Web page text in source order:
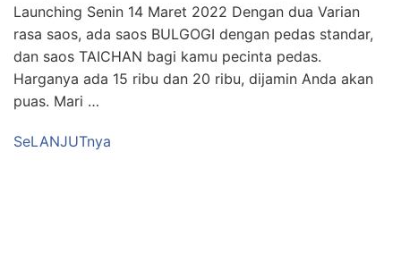
Launching Senin 14 Maret 2022 Dengan dua Varian
rasa saos, ada saos BULGOGI dengan pedas standar,
dan saos TAICHAN bagi kamu pecinta pedas.
Harganya ada 15 ribu dan 20 ribu, dijamin Anda akan
puas. Mari …
SeLANJUTnya